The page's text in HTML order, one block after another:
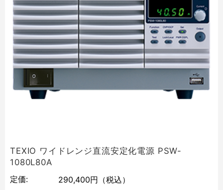
TEXIO ワイドレンジ直流安定化電源 PSW-
1080L80A
定価:
290,400円 （税込）